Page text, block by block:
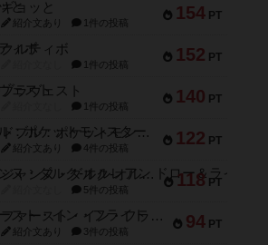
154 PT
ギョッと
紹介文あり 1件の投稿
152 PT
クルティボ
1件の投稿
140 PT
ブラヴェスト
1件の投稿
122 PT
ドブル：ポケットモンスター
紹介文あり 4件の投稿
118 PT
ジャンヌ・ダルク-オルレアン ドロー＆ライト
5件の投稿
94 PT
ファースト・イン・フライト
紹介文あり 3件の投稿